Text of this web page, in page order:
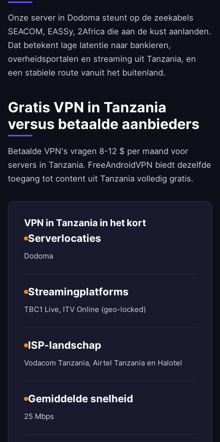
Onze server in Dodoma steunt op de zeekabels
SEACOM, EASSy, 2Africa die aan de kust aanlanden.
Dat betekent lage latentie naar bankieren,
overheidsportalen en streaming uit Tanzania, en
een stabiele route vanuit het buitenland.
Gratis VPN in Tanzania
versus betaalde aanbieders
Betaalde VPN's vragen 8-12 $ per maand voor
servers in Tanzania. FreeAndroidVPN biedt dezelfde
toegang tot content uit Tanzania volledig gratis.
VPN in Tanzania in het kort
Serverlocaties
Dodoma
Streamingplatforms
TBC1 Live, ITV Online (geo-locked)
ISP-landschap
Vodacom Tanzania, Airtel Tanzania en Halotel
Gemiddelde snelheid
25 Mbps